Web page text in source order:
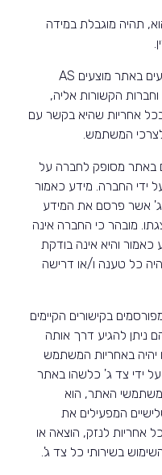
תהיה מוגבלת במידה
AS
הקשורות אליה,
בכל אחריות שהיא בקשר עם
המשתמש.
באתר מסופק לחברה על
ידי החברה. מידע כאמור
ג' אשר פרסם את המידע
מובהר כי החברה אינה
כאמור והיא אינה בודקת
כל טענה ו/או דרישה
בקישורים הקיימים
ניתן להגיע דרך אותה
יהיה באחריות המשתמש
ידי צד ג' כלשהו באתר
למשתמשי האתר, הוא
המפעילים את
אחריות לנזק, הוצאה או
בשירותי כל צד ג'.